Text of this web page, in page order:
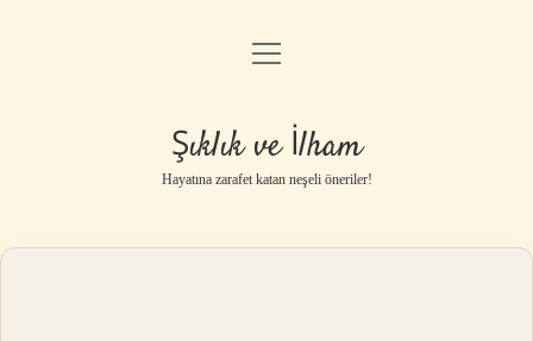
Anasayfa
Gizlilik Politikası
Yasal Uyarı
menüyü
Şıklık ve İlham
Hayatına zarafet katan neşeli öneriler!